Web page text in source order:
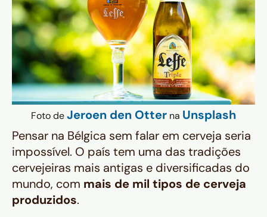
Foto deJeroen den Otter na Unsplash
Pensar na Bélgica sem falar em cerveja seria
impossível. O país tem uma das tradições
cervejeiras mais antigas e diversificadas do
mundo, com mais de mil tipos de cerveja
produzidos.